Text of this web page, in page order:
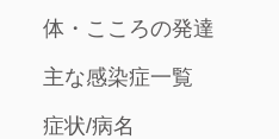
体・こころの発達
主な感染症一覧
症状/病名